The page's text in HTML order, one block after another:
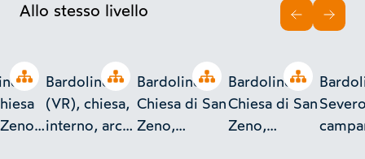
Allo stesso livello
Open tree Open tree
Bardolino
(VR), chiesa,
interno, arco,
Open tree
Bardolino,
Chiesa di San
Zeno,
Open tree
Bardolino,
Chiesa di San
Zeno,
INDIETRO